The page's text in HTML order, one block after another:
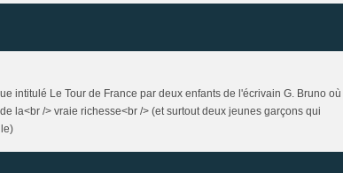
intitulé Le Tour de France par deux enfants de l'écrivain G. Bruno où
la<br /> vraie richesse<br /> (et surtout deux jeunes garçons qui